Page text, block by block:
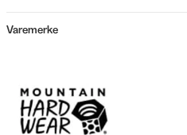
Varemerke